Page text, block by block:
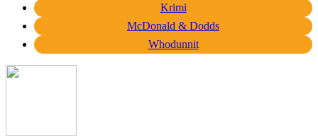
Krimi
McDonald & Dodds
Whodunnit